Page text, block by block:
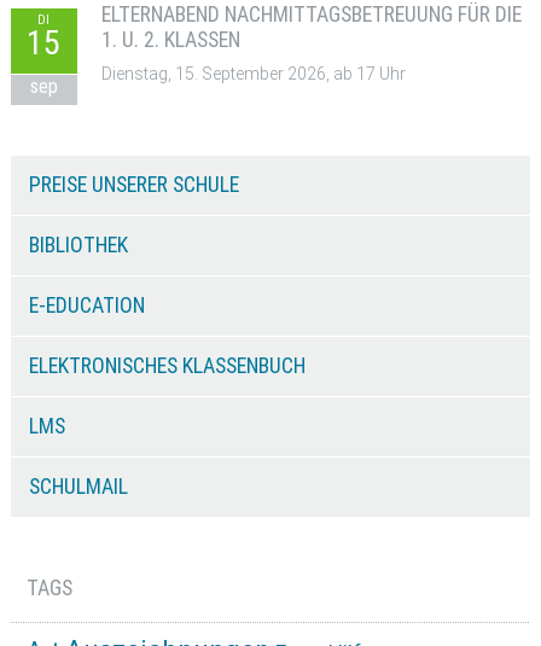
DI
15
sep
ELTERNABEND NACHMITTAGSBETREUUNG FÜR DIE
1. U. 2. KLASSEN
Dienstag, 15. September 2026, ab 17 Uhr
PREISE UNSERER SCHULE
BIBLIOTHEK
E-EDUCATION
ELEKTRONISCHES KLASSENBUCH
LMS
SCHULMAIL
TAGS